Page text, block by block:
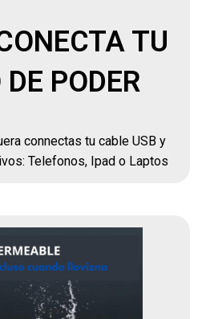
TU
PODER
connectas tu cable USB y
Telefonos, Ipad o Laptos